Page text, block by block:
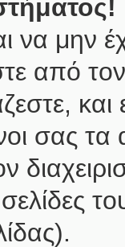
να μην
από
και
σας